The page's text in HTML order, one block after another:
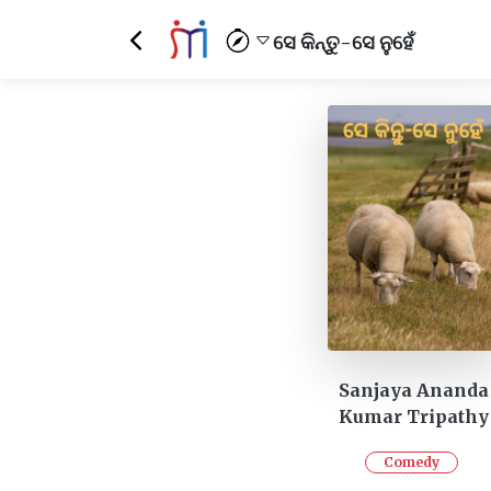
ସେ କିନ୍ତୁ-ସେ ନୁହେଁ
Sanjaya Ananda
Kumar Tripathy
Comedy